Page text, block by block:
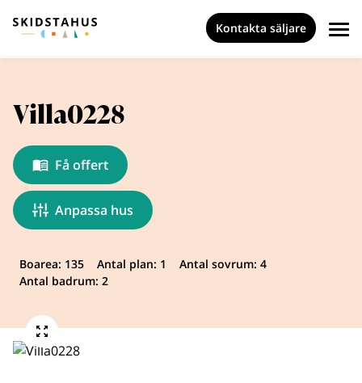
Kontakta säljare
Villa0228
Få offert
Anpassa hus
Boarea: 135 Antal plan: 1
Antal sovrum: 4
Antal badrum: 2